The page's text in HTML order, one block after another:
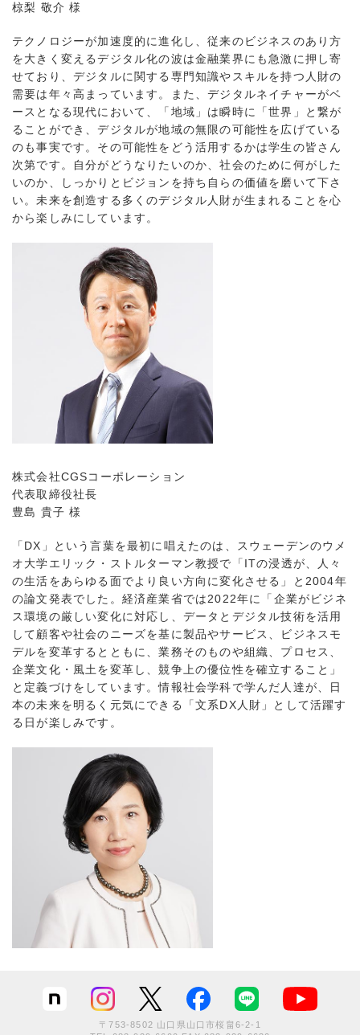
椋梨 敬介 様
テクノロジーが加速度的に進化し、従来のビジネスのあり方
を大きく変えるデジタル化の波は金融業界にも急激に押し寄
せており、デジタルに関する専門知識やスキルを持つ人財の
需要は年々高まっています。また、デジタルネイチャーがベ
ースとなる現代において、「地域」は瞬時に「世界」と繋が
ることができ、デジタルが地域の無限の可能性を広げている
のも事実です。その可能性をどう活用するかは学生の皆さん
次第です。自分がどうなりたいのか、社会のために何がした
いのか、しっかりとビジョンを持ち自らの価値を磨いて下さ
い。未来を創造する多くのデジタル人財が生まれることを心
から楽しみにしています。
株式会社CGSコーポレーション
代表取締役社長
豊島 貴子 様
「DX」という言葉を最初に唱えたのは、スウェーデンのウメ
オ大学エリック・ストルターマン教授で「ITの浸透が、人々
の生活をあらゆる面でより良い方向に変化させる」と2004年
の論文発表でした。経済産業省では2022年に「企業がビジネ
ス環境の厳しい変化に対応し、データとデジタル技術を活用
して顧客や社会のニーズを基に製品やサービス、ビジネスモ
デルを変革するとともに、業務そのものや組織、プロセス、
企業文化・風土を変革し、競争上の優位性を確立すること」
と定義づけをしています。情報社会学科で学んだ人達が、日
本の未来を明るく元気にできる「文系DX人財」として活躍す
る日が楽しみです。
〒753-8502 山口県山口市桜畠6-2-1